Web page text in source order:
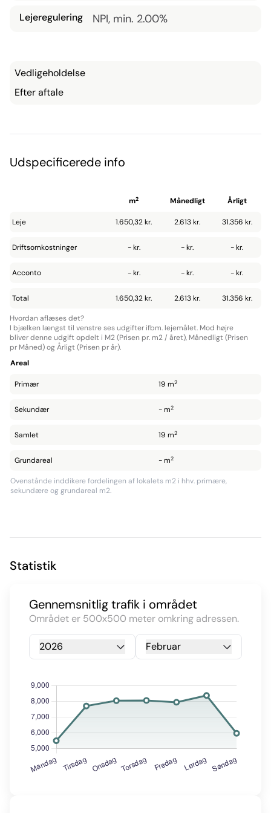
Lejeregulering NPI, min. 2.00%
Vedligeholdelse
Efter aftale
Udspecificerede info
m2 Månedligt Årligt
Leje 1.650,32 kr. 2.613 kr. 31.356 kr.
Driftsomkostninger - kr. - kr. - kr.
Acconto - kr. - kr. - kr.
Total 1.650,32 kr. 2.613 kr. 31.356 kr.
Hvordan aflæses det?
I bjælken længst til venstre ses udgifter ifbm. lejemålet. Mod højre
bliver denne udgift opdelt i M2 (Prisen pr. m2 / året), Månedligt (Prisen
pr Måned) og Årligt (Prisen pr år).
Areal
Primær 19 m2
Sekundær - m2
Samlet 19 m2
Grundareal - m2
Ovenstånde inddikere fordelingen af lokalets m2 i hhv. primære,
sekundære og grundareal m2.
Statistik
Gennemsnitlig trafik i området
Området er 500x500 meter omkring adressen.
2026 Februar